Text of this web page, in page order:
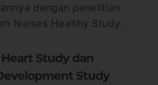
dengan penelitian
Nurses Healthy Study.
Study dan
Study